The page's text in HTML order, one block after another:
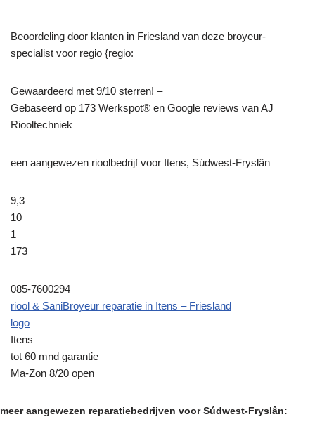
Beoordeling door klanten in Friesland van deze broyeur-
specialist voor regio {regio:
Gewaardeerd met 9/10 sterren! –
Gebaseerd op 173 Werkspot® en Google reviews van AJ
Riooltechniek
een aangewezen rioolbedrijf voor Itens, Súdwest-Fryslân
9,3
10
1
173
085-7600294
riool & SaniBroyeur reparatie in Itens – Friesland
logo
Itens
tot 60 mnd garantie
Ma-Zon 8/20 open
meer aangewezen reparatiebedrijven voor Súdwest-Fryslân: